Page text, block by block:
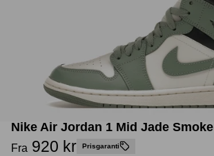
Jordans
TSS Collection
Accessories Sneaker boks
Nike Air Jordan 1 Mid Jade Smoke
Fra 920 kr Prisgaranti